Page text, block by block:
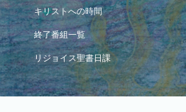
キリストへの時間
終了番組一覧
リジョイス聖書日課